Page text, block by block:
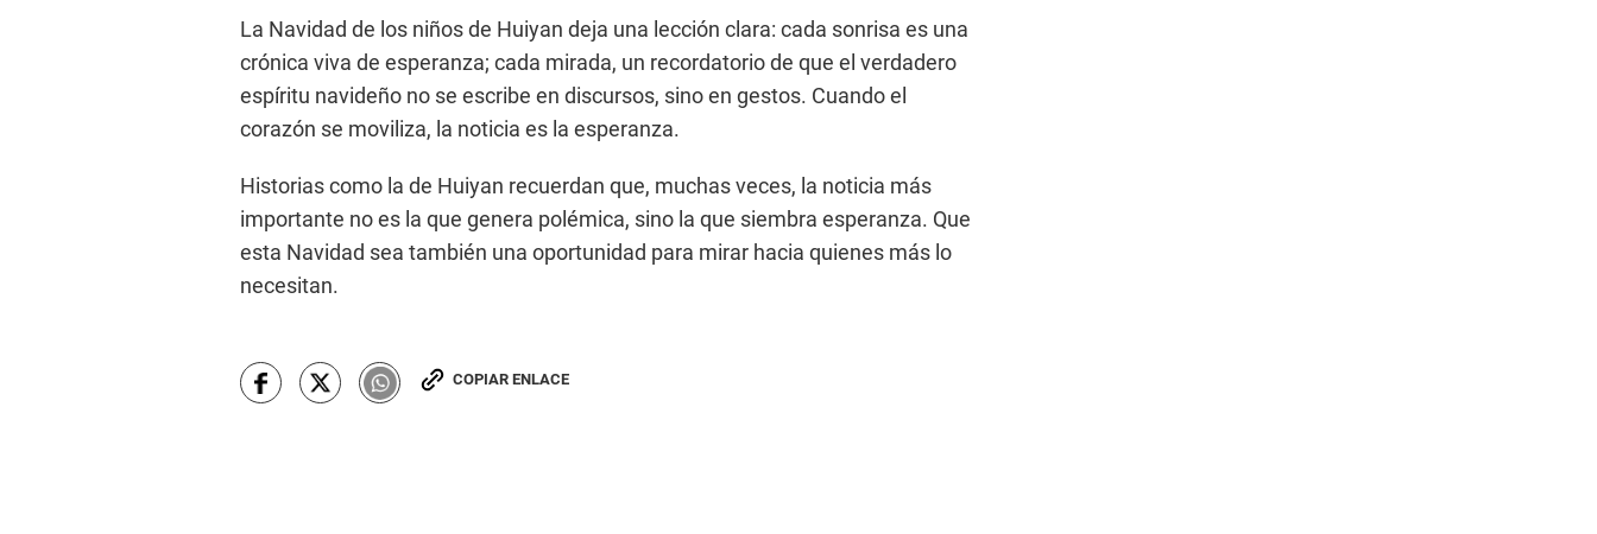
La Navidad de los niños de Huiyan deja una lección clara: cada sonrisa es una
crónica viva de esperanza; cada mirada, un recordatorio de que el verdadero
espíritu navideño no se escribe en discursos, sino en gestos. Cuando el
corazón se moviliza, la noticia es la esperanza.
Historias como la de Huiyan recuerdan que, muchas veces, la noticia más
importante no es la que genera polémica, sino la que siembra esperanza. Que
esta Navidad sea también una oportunidad para mirar hacia quienes más lo
necesitan.
COPIAR ENLACE